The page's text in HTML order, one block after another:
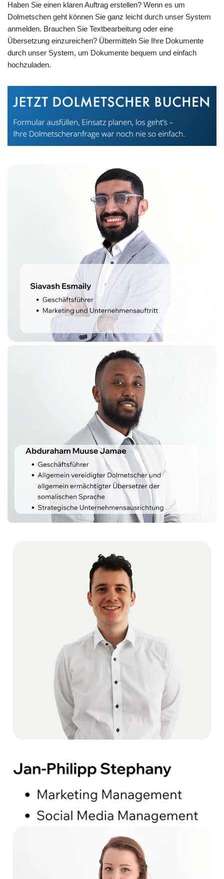
Haben Sie einen klaren Auftrag erstellen? Wenn es um
Dolmetschen geht können Sie ganz leicht durch unser System
anmelden. Brauchen Sie Textbearbeitung oder eine
Übersetzung einzureichen? Übermitteln Sie Ihre Dokumente
durch unser System, um Dokumente bequem und einfach
hochzuladen.